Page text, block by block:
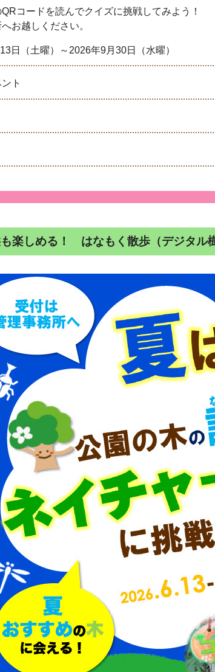
コードを読んでクイズに挑戦してみよう！
お越しください。
日（土曜）～2026年9月30日（水曜）
ト
楽しめる！ はなもく散歩（デジタル